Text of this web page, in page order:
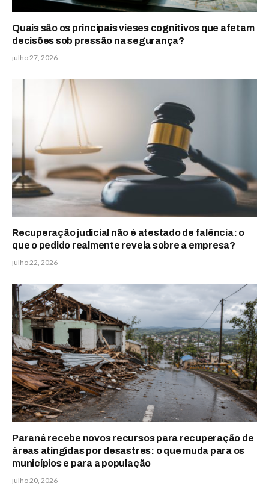
Quais são os principais vieses cognitivos que afetam
decisões sob pressão na segurança?
julho 27, 2026
Recuperação judicial não é atestado de falência: o
que o pedido realmente revela sobre a empresa?
julho 22, 2026
Paraná recebe novos recursos para recuperação de
áreas atingidas por desastres: o que muda para os
municípios e para a população
julho 20, 2026